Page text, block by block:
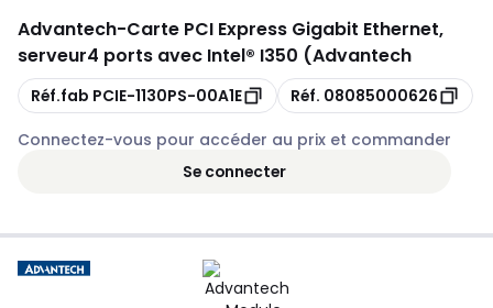
Advantech-Carte PCI Express Gigabit Ethernet,
serveur4 ports avec Intel® I350 (Advantech
Copie
Réf.fab PCIE-1130PS-00A1E Copie
Réf. 08085000626
Connectez-vous pour accéder au prix et commander
Se connecter